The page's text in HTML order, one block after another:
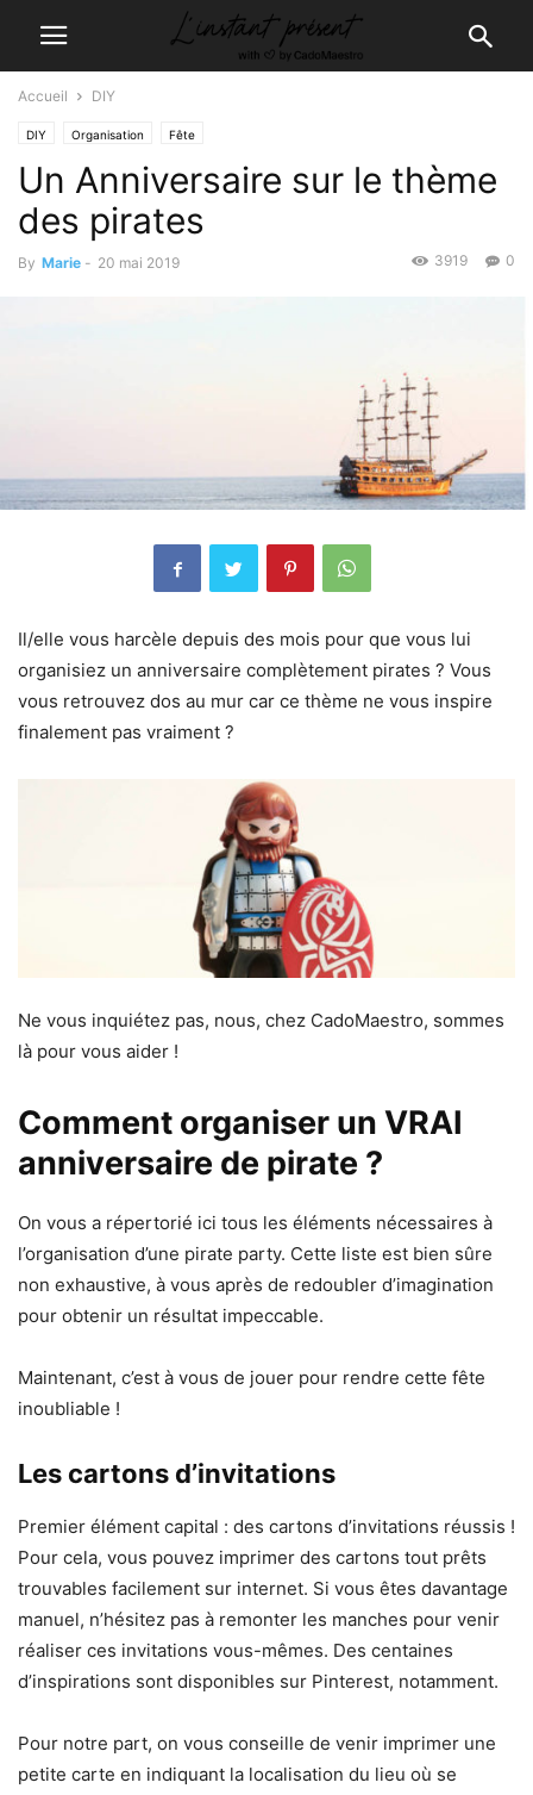
Accueil DIY
DIY Organisation Fête
Un Anniversaire sur le thème
des pirates
By Marie - 20 mai 2019 0
3919
Il/elle vous harcèle depuis des mois pour que vous lui
organisiez un anniversaire complètement pirates ? Vous
vous retrouvez dos au mur car ce thème ne vous inspire
finalement pas vraiment ?
Ne vous inquiétez pas, nous, chez CadoMaestro, sommes
là pour vous aider !
Comment organiser un VRAI
anniversaire de pirate ?
On vous a répertorié ici tous les éléments nécessaires à
l’organisation d’une pirate party. Cette liste est bien sûre
non exhaustive, à vous après de redoubler d’imagination
pour obtenir un résultat impeccable.
Maintenant, c’est à vous de jouer pour rendre cette fête
inoubliable !
Les cartons d’invitations
Premier élément capital : des cartons d’invitations réussis !
Pour cela, vous pouvez imprimer des cartons tout prêts
trouvables facilement sur internet. Si vous êtes davantage
manuel, n’hésitez pas à remonter les manches pour venir
réaliser ces invitations vous-mêmes. Des centaines
d’inspirations sont disponibles sur Pinterest, notamment.
Pour notre part, on vous conseille de venir imprimer une
petite carte en indiquant la localisation du lieu où se